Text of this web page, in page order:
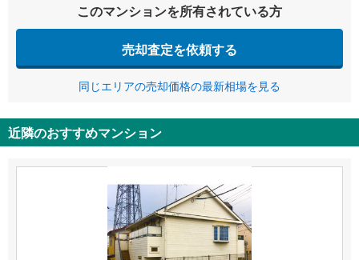
このマンションを所有されている方
売却査定を依頼する
同じエリアの売却価格の最新相場を見る
近隣のおすすめマンション